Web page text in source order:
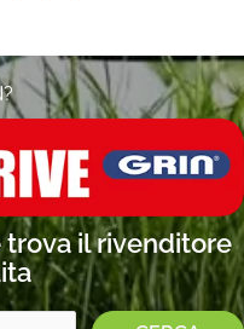
trova il rivenditore